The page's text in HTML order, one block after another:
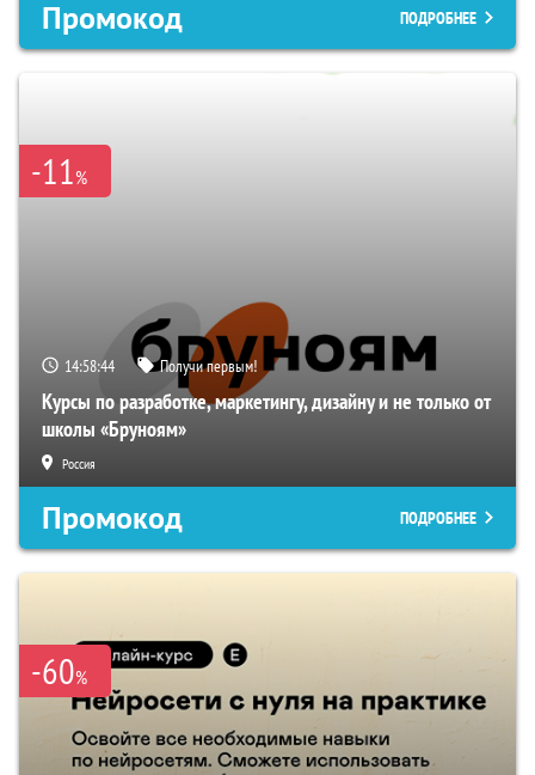
Промокод ПОДРОБНЕЕ
-11%
14:58:43 Получи первым!
Курсы по разработке, маркетингу, дизайну и не только от
школы «Бруноям»
Россия
Промокод ПОДРОБНЕЕ
-60%